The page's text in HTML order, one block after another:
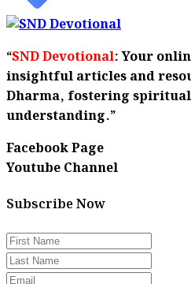
“SND Devotional: Your
insightful articles and
Dharma, fostering
understanding.”
Facebook Page
Youtube Channel
Subscribe Now